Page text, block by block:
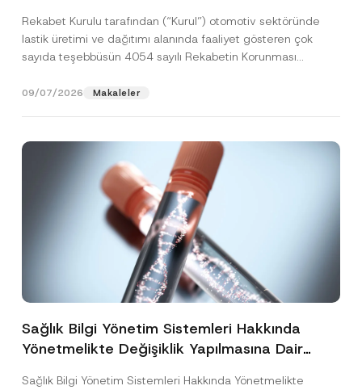
Cezasına Hükmedilmiştir
Rekabet Kurulu tarafından (“Kurul”) otomotiv sektöründe
lastik üretimi ve dağıtımı alanında faaliyet gösteren çok
sayıda teşebbüsün 4054 sayılı Rekabetin Korunması
09/07/2026 Makaleler
Sağlık Bilgi Yönetim Sistemleri Hakkında
Yönetmelikte Değişiklik Yapılmasına Dair
Sağlık Bilgi Yönetim Sistemleri Hakkında Yönetmelikte